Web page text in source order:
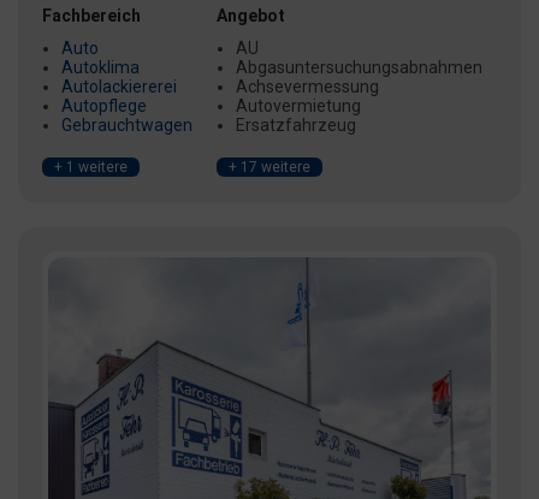
Fachbereich
Auto
Autoklima
Autolackiererei
Autopflege
Gebrauchtwagen
+ 1 weitere
Angebot
AU
Abgasuntersuchungsabnahmen
Achsevermessung
Autovermietung
Ersatzfahrzeug
+ 17 weitere